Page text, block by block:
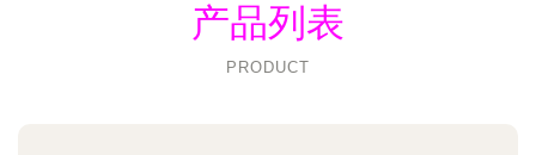
产品列表
PRODUCT